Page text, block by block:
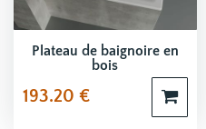
Plateau de baignoire en
bois
193.20 €